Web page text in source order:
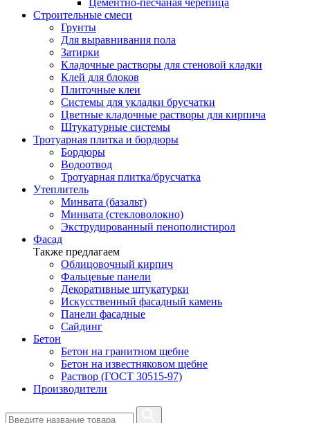
Цементно-песчаная черепица
Строительные смеси
Грунты
Для выравнивания пола
Затирки
Кладочные растворы для стеновой кладки
Клей для блоков
Плиточные клеи
Системы для укладки брусчатки
Цветные кладочные растворы для кирпича
Штукатурные системы
Тротуарная плитка и бордюры
Бордюры
Водоотвод
Тротуарная плитка/брусчатка
Утеплитель
Минвата (базальт)
Минвата (стекловолокно)
Экструдированный пенополистирол
Фасад
Также предлагаем
Облицовочный кирпич
Фальцевые панели
Декоративные штукатурки
Искусственный фасадный камень
Панели фасадные
Сайдинг
Бетон
Бетон на гранитном щебне
Бетон на известняковом щебне
Раствор (ГОСТ 30515-97)
Производители